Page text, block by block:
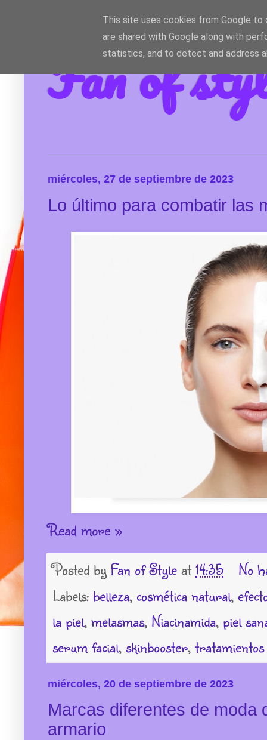
Fan of
miércoles, 27 de septiembre de 2023
Lo último para combatir las
Read more »
Posted by Fan of Style at 14:35
No
Labels: belleza, cosmética natural,
la piel, melasmas, Niacinamida, piel
serum facial, skinbooster, tratamientos
miércoles, 20 de septiembre de 2023
Marcas diferentes de moda
armario
This site uses cookies from Google to
are shared with Google along with
statistics, and to detect and address